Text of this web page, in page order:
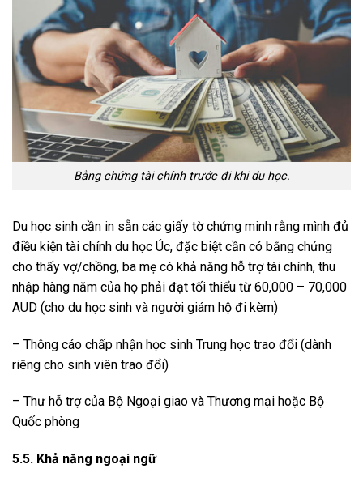
Bằng chứng tài chính trước đi khi du học.
Du học sinh cần in sẵn các giấy tờ chứng minh rằng mình đủ
điều kiện tài chính du học Úc, đặc biệt cần có bằng chứng
cho thấy vợ/chồng, ba mẹ có khả năng hỗ trợ tài chính, thu
nhập hàng năm của họ phải đạt tối thiểu từ 60,000 – 70,000
AUD (cho du học sinh và người giám hộ đi kèm)
– Thông cáo chấp nhận học sinh Trung học trao đổi (dành
riêng cho sinh viên trao đổi)
– Thư hỗ trợ của Bộ Ngoại giao và Thương mại hoặc Bộ
Quốc phòng
5.5. Khả năng ngoại ngữ